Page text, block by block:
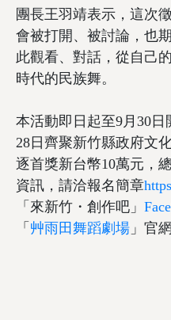
團長王羽靖表示，這次
會被打開、被討論，也
此觀看、對話，從自己
時代的民族舞。
本活動即日起至9月30日
28日齊聚新竹縣政府文
逐首獎新台幣10萬元，
資訊，請洽報名簡章
「來新竹・創作吧」
「 艸雨田舞蹈劇場 」官